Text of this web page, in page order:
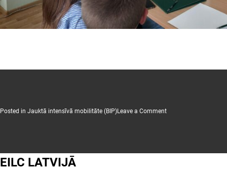
Posted in Jauktā intensīvā mobilitāte (BIP)Leave a Commenton
EILC LATVIJĀ